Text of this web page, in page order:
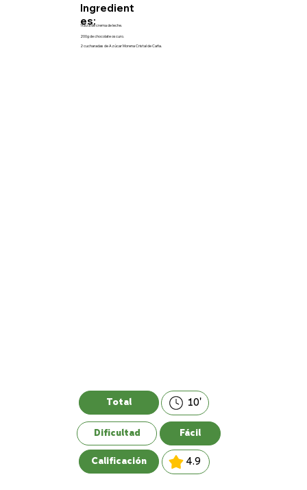
Total 10'
Dificultad Fácil
Calificación 4.9
Ingredient
es:
1 taza de crema de leche.
200g de chocolate oscuro.
2 cucharadas de Azúcar Morena Cristal de Caña.